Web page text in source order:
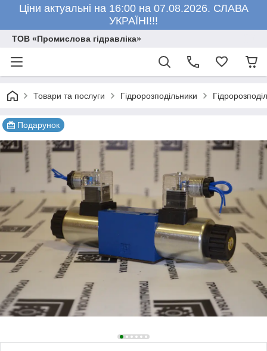
Ціни актуальні на 16:00 на 07.08.2026. СЛАВА
УКРАЇНІ!!!
ТОВ «Промислова гідравліка»
Товари та послуги Гідророзподільники
Подарунок